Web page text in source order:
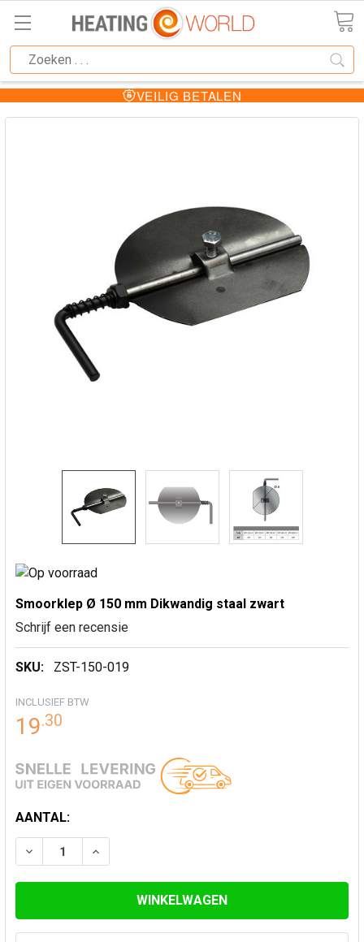
VEILIG BETALEN
Smoorklep Ø 150 mm Dikwandig staal zwart
Schrijf een recensie
SKU: ZST-150-019
INCLUSIEF BTW
19.30
HUIDIGE
VOORRAAD:
AANTAL:
VERLAAG AANTAL VAN SMOORKLEP Ø 150 MM
VERHOOG AANTAL VAN SMOORKLEP Ø 150